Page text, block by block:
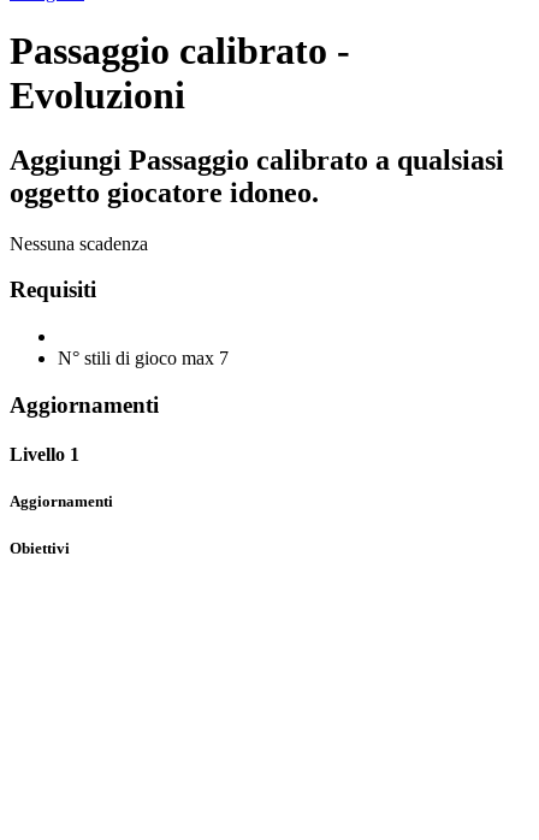
Passaggio calibrato -
Evoluzioni
Aggiungi Passaggio calibrato a qualsiasi
oggetto giocatore idoneo.
Nessuna scadenza
Requisiti
N° stili di gioco max 7
Aggiornamenti
Livello 1
Aggiornamenti
Obiettivi